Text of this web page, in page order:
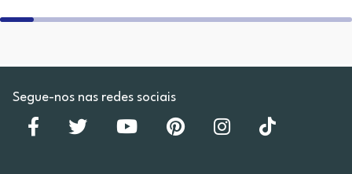
Segue-nos nas redes sociais